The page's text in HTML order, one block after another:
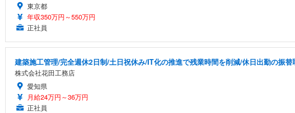
東京都
年収350万円～550万円
正社員
建築施工管理/完全週休2日制/土日祝休み/IT化の推進で残業時間を削減/休日出勤の振
株式会社花田工務店
愛知県
月給24万円～36万円
正社員